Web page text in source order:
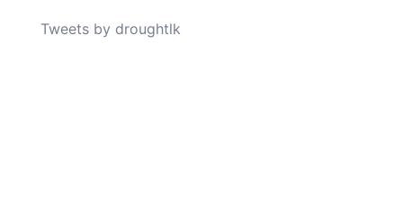
Tweets by droughtlk